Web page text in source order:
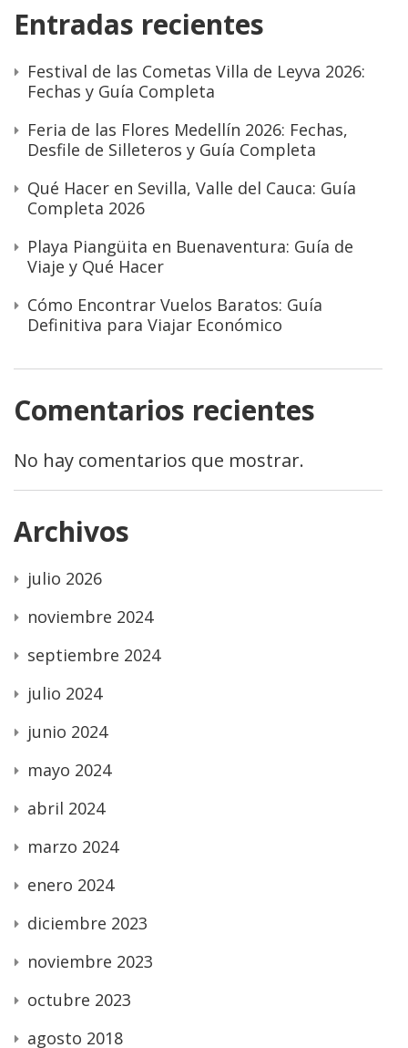
Entradas recientes
Festival de las Cometas Villa de Leyva 2026:
Fechas y Guía Completa
Feria de las Flores Medellín 2026: Fechas,
Desfile de Silleteros y Guía Completa
Qué Hacer en Sevilla, Valle del Cauca: Guía
Completa 2026
Playa Piangüita en Buenaventura: Guía de
Viaje y Qué Hacer
Cómo Encontrar Vuelos Baratos: Guía
Definitiva para Viajar Económico
Comentarios recientes
No hay comentarios que mostrar.
Archivos
julio 2026
noviembre 2024
septiembre 2024
julio 2024
junio 2024
mayo 2024
abril 2024
marzo 2024
enero 2024
diciembre 2023
noviembre 2023
octubre 2023
agosto 2018